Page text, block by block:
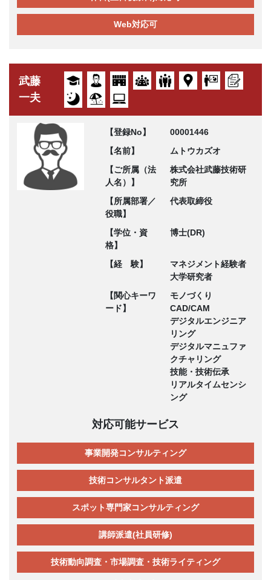
Web対応可
武藤
一夫
【登録No】
00001446
【名前】
ムトウカズオ
【ご所属（法
人名）】
株式会社武藤技術研
究所
【所属部署／
役職】
代表取締役
【学位・資
格】
博士(DR)
【経 験】
マネジメント経験者
大学研究者
【関心キーワ
ード】
モノづくり
CAD/CAM
デジタルエンジニア
リング
デジタルマニュファ
クチャリング
技能・技術伝承
リアルタイムセンシ
ング
対応可能サービス
事業開発コンサルティング
技術コンサルタント派遣
スポット専門家コンサルティング
講師派遣(社員研修)
技術動向調査・市場調査・技術ライティング